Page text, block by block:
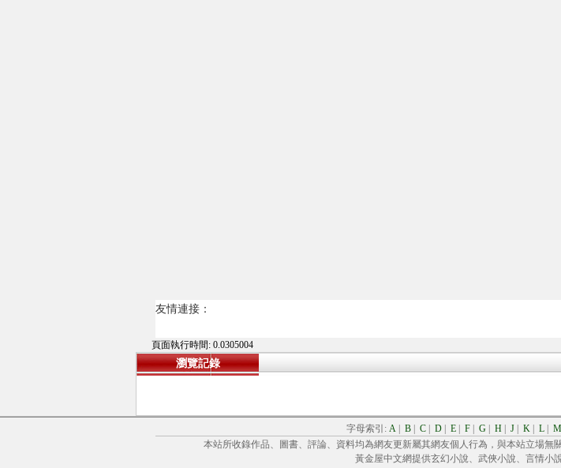
友情連接：
頁面執行時間: 0.0305004
瀏覽記錄
字母索引: A B C D E F G H J K L M
本站所收錄作品、圖書、評論、資料均為網友更新屬其網友個人行為，與本站立場無
黃金屋中文網提供玄幻小說、武俠小說、言情小